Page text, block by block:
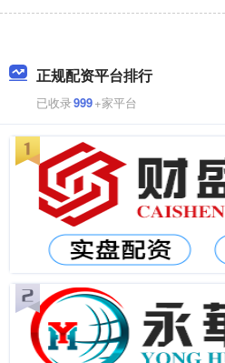
正规配资平台排行
已收录999+家平台